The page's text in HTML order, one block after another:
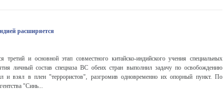
расширяется
и основной этап совместного китайско-индийского учения специальных
личный состав спецназа ВС обеих стран выполнил задачу по освобождению
и взял в плен "террористов", разгромив одновременно их опорный пункт. По
"Синь...